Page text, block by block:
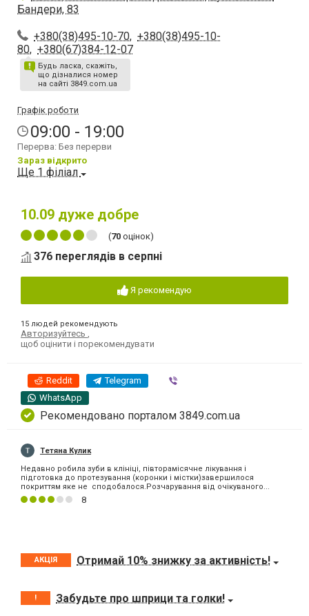
Бандери, 83
+380(38)495-10-70, +380(38)495-10-
80, +380(67)384-12-07
Будь ласка, скажіть,
що дізналися номер
на сайті 3849.com.ua
Графік роботи
09:00 - 19:00
Перерва: Без перерви
Зараз відкрито
Ще 1 філіал
10.09 дуже добре
(70 оцінок)
376 переглядів в серпні
Я рекомендую
15 людей рекомендують
Авторизуйтесь ,
щоб оцінити і порекомендувати
Reddit Telegram
WhatsApp
Рекомендовано порталом 3849.com.ua
Тетяна Кулик
Недавно робила зуби в клініці, півторамісячне лікування і
підготовка до протезування (коронки і містки)завершилося
покриттям яке не сподобалося.Розчарування від очікуваного...
8
АКЦІЯ Отримай 10% знижку за активність!
! Забудьте про шприци та голки!